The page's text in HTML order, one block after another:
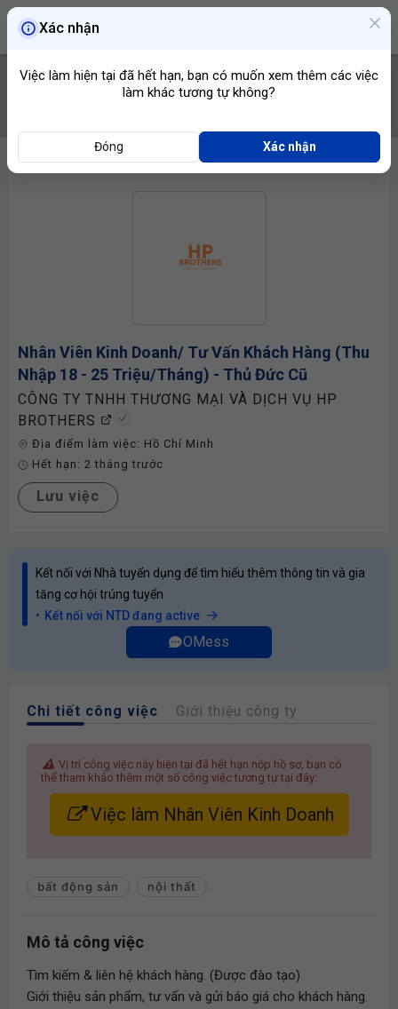
Nhân Viên Kinh Doanh/ Tư Vấn Khách Hàng (Thu
Nhập 18 - 25 Triệu/Tháng) - Thủ Đức Cũ
CÔNG TY TNHH THƯƠNG MẠI VÀ DỊCH VỤ HP
BROTHERS
Địa điểm làm việc: Hồ Chí Minh
Hết hạn: 2 tháng trước
Lưu việc
Kết nối với Nhà tuyển dụng để tìm hiểu thêm thông tin và gia
tăng cơ hội trúng tuyển
Kết nối với NTD đang active
OMess
Chi tiết công việc Giới thiệu công ty
Vị trí công việc này hiện tại đã hết hạn nộp hồ sơ, bạn có
thể tham khảo thêm một số công việc tương tự tại đây:
Việc làm Nhân Viên Kinh Doanh
bất động sản nội thất
Mô tả công việc
Tìm kiếm & liên hệ khách hàng. (Được đào tạo)
Giới thiệu sản phẩm, tư vấn và gửi báo giá cho khách hàng.
Xác nhận
Việc làm hiện tại đã hết hạn, bạn có muốn xem thêm các việc
làm khác tương tự không?
Đóng Xác nhận